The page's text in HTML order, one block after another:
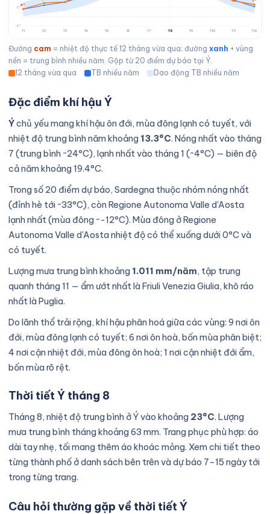
-5°
5°4°
T1 T2 T3 T4 T5 T6 T7 T8 T9 T10 T11 T12
Đường cam = nhiệt độ thực tế 12 tháng vừa qua; đường xanh + vùng
nền = trung bình nhiều năm. Gộp từ 20 điểm dự báo tại Ý.
12 tháng vừa qua
TB nhiều năm Dao động TB nhiều năm
Đặc điểm khí hậu Ý
Ýchủ yếu mang khí hậu ôn đới, mùa đông lạnh có tuyết, với
nhiệt độ trung bình năm khoảng 13.3°C. Nóng nhất vào tháng
7 (trung bình ~24°C), lạnh nhất vào tháng 1 (~4°C) — biên độ
cả năm khoảng 19.4°C.
Trong số 20 điểm dự báo, Sardegna thuộc nhóm nóng nhất
(đỉnh hè tới ~33°C), còn Regione Autonoma Valle d'Aosta
lạnh nhất (mùa đông ~-12°C). Mùa đông ở Regione
Autonoma Valle d'Aosta nhiệt độ có thể xuống dưới 0°C và
có tuyết.
Lượng mưa trung bình khoảng 1.011 mm/năm, tập trung
quanh tháng 11 — ẩm ướt nhất là Friuli Venezia Giulia, khô ráo
nhất là Puglia.
Do lãnh thổ trải rộng, khí hậu phân hoá giữa các vùng: 9 nơi ôn
đới, mùa đông lạnh có tuyết; 6 nơi ôn hoà, bốn mùa phân biệt;
4 nơi cận nhiệt đới, mùa đông ôn hoà; 1 nơi cận nhiệt đới ẩm,
bốn mùa rõ rệt.
Thời tiết Ý tháng 8
Tháng 8, nhiệt độ trung bình ở Ý vào khoảng 23°C. Lượng
mưa trung bình tháng khoảng 63 mm. Trang phục phù hợp: áo
dài tay nhẹ, tối mang thêm áo khoác mỏng. Xem chi tiết theo
từng thành phố ở danh sách bên trên và dự báo 7–15 ngày tới
trong từng trang.
Câu hỏi thường gặp về thời tiết Ý